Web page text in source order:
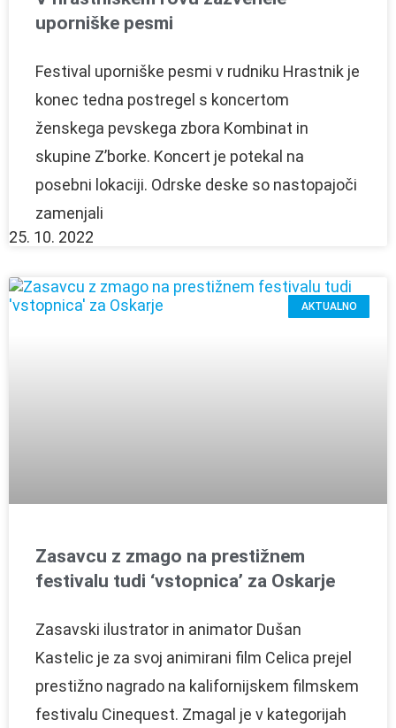
uporniške pesmi
Festival uporniške pesmi v rudniku Hrastnik je
konec tedna postregel s koncertom
ženskega pevskega zbora Kombinat in
skupine Z’borke. Koncert je potekal na
posebni lokaciji. Odrske deske so nastopajoči
zamenjali
25. 10. 2022
AKTUALNO
Zasavcu z zmago na prestižnem
festivalu tudi ‘vstopnica’ za Oskarje
Zasavski ilustrator in animator Dušan
Kastelic je za svoj animirani film Celica prejel
prestižno nagrado na kalifornijskem filmskem
festivalu Cinequest. Zmagal je v kategorijah